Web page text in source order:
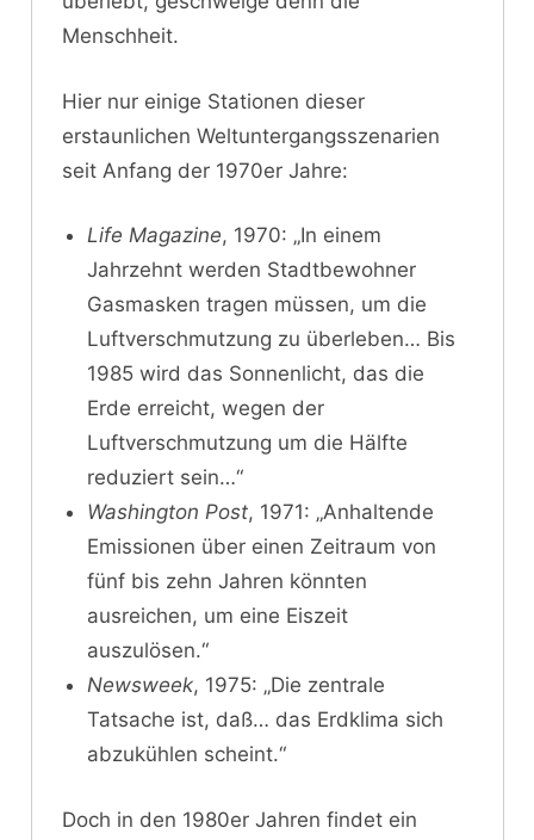
Menschheit.
Hier nur einige Stationen dieser
erstaunlichen Weltuntergangsszenarien
seit Anfang der 1970er Jahre:
Life Magazine, 1970: „In einem
Jahrzehnt werden Stadtbewohner
Gasmasken tragen müssen, um die
Luftverschmutzung zu überleben… Bis
1985 wird das Sonnenlicht, das die
Erde erreicht, wegen der
Luftverschmutzung um die Hälfte
reduziert sein…“
Washington Post, 1971: „Anhaltende
Emissionen über einen Zeitraum von
fünf bis zehn Jahren könnten
ausreichen, um eine Eiszeit
auszulösen.“
Newsweek, 1975: „Die zentrale
Tatsache ist, daß… das Erdklima sich
abzukühlen scheint.“
Doch in den 1980er Jahren findet ein